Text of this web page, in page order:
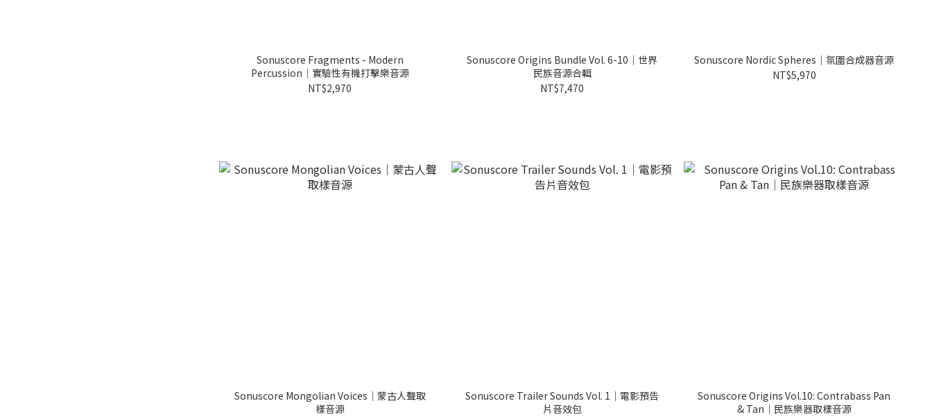
Sonuscore Fragments - Modern
Percussion｜實驗性有機打擊樂音源
NT$2,970
Sonuscore Origins Bundle Vol. 6-10｜世界
民族音源合輯
NT$7,470
Sonuscore Nordic Spheres｜氛圍合成器音源
NT$5,970
Sonuscore Mongolian Voices｜蒙古人聲取
樣音源
Sonuscore Trailer Sounds Vol. 1｜電影預告
片音效包
Sonuscore Origins Vol.10: Contrabass Pan
& Tan｜民族樂器取樣音源